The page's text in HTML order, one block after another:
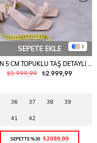
3
SEPETE EKLE
₺2.999,99
₺3.999,99
36 37 38 39
41 42
SEPETTE %30 ₺2099,99